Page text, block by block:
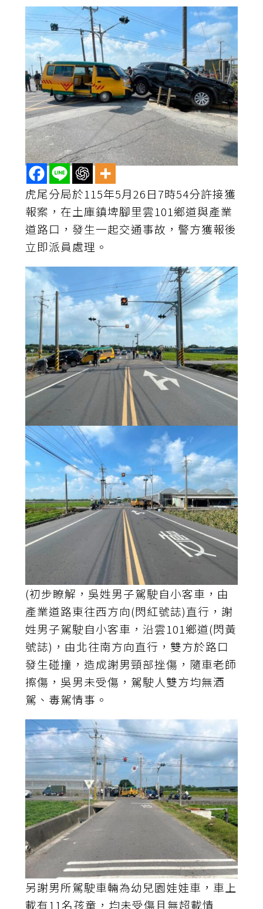
虎尾分局於115年5月26日7時54分許接獲
報案，在土庫鎮埤腳里雲101鄉道與產業
道路口，發生一起交通事故，警方獲報後
立即派員處理。
(初步瞭解，吳姓男子駕駛自小客車，由
產業道路東往西方向(閃紅號誌)直行，謝
姓男子駕駛自小客車，沿雲101鄉道(閃黃
號誌)，由北往南方向直行，雙方於路口
發生碰撞，造成謝男頸部挫傷，隨車老師
擦傷，吳男未受傷，駕駛人雙方均無酒
駕、毒駕情事。
另謝男所駕駛車輛為幼兒園娃娃車，車上
載有11名孩童，均未受傷且無超載情